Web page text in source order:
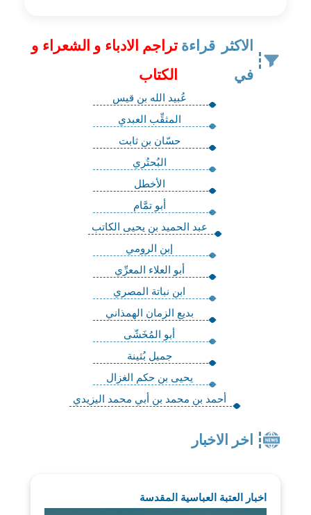
الاكثر قراءة
في
تراجم الادباء و الشعراء و
الكتاب
عُبيد الله بن قيس
المثقِّب العبدي
حسّان بن ثابت
البُحتُري
الأخطل
أبو تمَّام
عبد الحميد بن يحيى الكاتب
إبن الرومي
أبو العلاء المعرِّي
ابن نباتة المصري
بديع الزمان الهمذاني
أبو المُخَشّى
جميل بُثينة
يحيى بن حكم الغزال
أحمد بن محمد بن أبي محمد اليزيدي
اخر الاخبار
اخبار العتبة العباسية المقدسة